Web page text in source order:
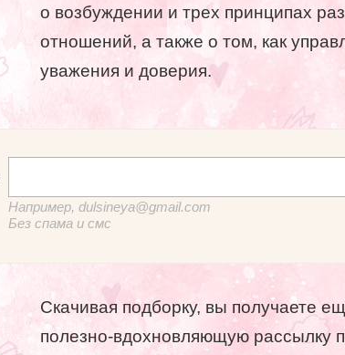
о возбуждении и трех принципах
отношений, а также о том, как
уважения и доверия.
Например, dulsineya@gmail.com
Без спама и смс
Скачивая подборку, вы получаете
полезно-вдохновляющую рассылку